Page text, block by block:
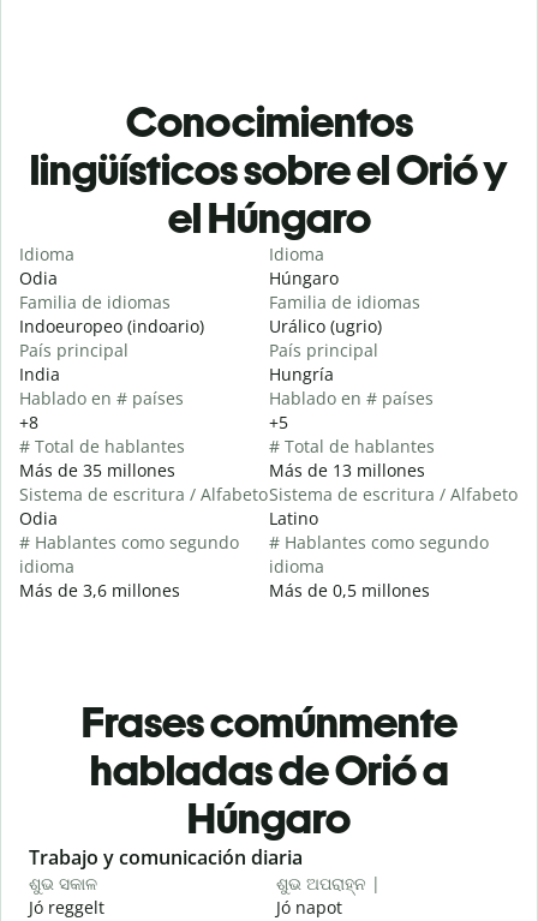
Conocimientos
lingüísticos sobre el Orió y
el Húngaro
Idioma
Odia
Familia de idiomas
Indoeuropeo (indoario)
País principal
India
Hablado en # países
+8
# Total de hablantes
Más de 35 millones
Sistema de escritura / Alfabeto
Odia
# Hablantes como segundo
idioma
Más de 3,6 millones
Idioma
Húngaro
Familia de idiomas
Urálico (ugrio)
País principal
Hungría
Hablado en # países
+5
# Total de hablantes
Más de 13 millones
Sistema de escritura / Alfabeto
Latino
# Hablantes como segundo
idioma
Más de 0,5 millones
Frases comúnmente
habladas de Orió a
Húngaro
Slide 1 of 6
Trabajo y comunicación diaria
ଶୁଭ ସକାଳ
Jó reggelt
ଶୁଭ ଅପରାହ୍ନ |
Jó napot